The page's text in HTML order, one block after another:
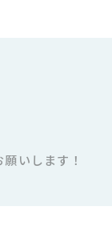
いします！